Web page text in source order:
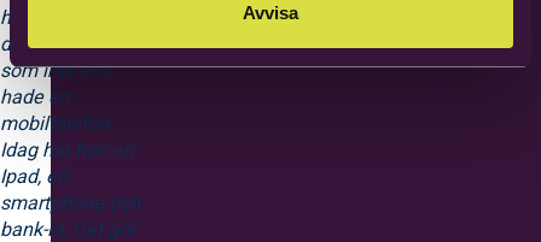
Avvisa
här cirkeln var
det en deltagare
som inte ens
hade en
mobiltelefon.
Idag har hon en
Ipad, en
smartphone och
bank-id. Det gör